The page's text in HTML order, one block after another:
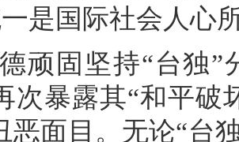
是国际社会人心
顽固坚持“台独”
次暴露其“和平破
恶面目。无论“台